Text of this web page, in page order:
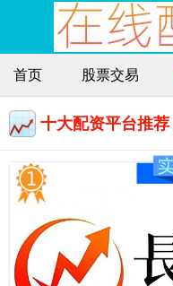
首页 股票交易
十大配资平台推荐